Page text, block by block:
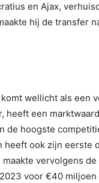
en Ajax,
hij de transfer
wellicht als een
heeft een
hoogste
ook zijn eerste
vervolgens
voor €40 miljoen